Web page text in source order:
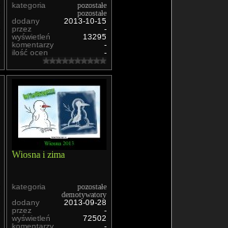
kategoria
pozostałe
pozostałe
dodany
2013-10-15
przez
-
wyświetleń
13295
komentarzy
-
ilość ocen
-
Wiosna i zima
kategoria
pozostałe
demotywatory
dodany
2013-09-28
przez
-
wyświetleń
72502
komentarzy
-